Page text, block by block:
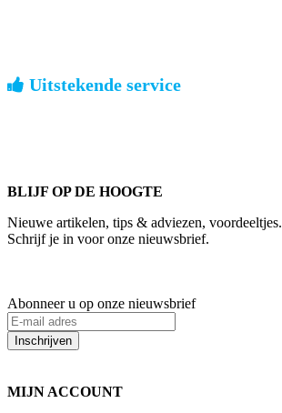
Uitstekende service
BLIJF OP DE HOOGTE
Nieuwe artikelen, tips & adviezen, voordeeltjes.
Schrijf je in voor onze nieuwsbrief.
Abonneer u op onze nieuwsbrief
Inschrijven
MIJN ACCOUNT